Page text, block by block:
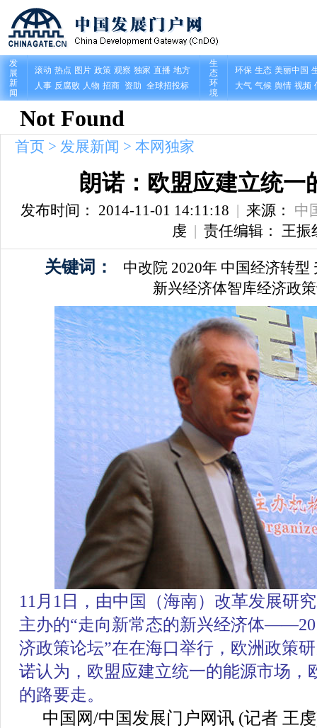
首页 > 发展新闻 > 本网独家
朗诺：欧盟应建立统一
发布时间： 2014-11-01 14:11:18 | 来源： 中
虔 | 责任编辑： 王振
关键词： 中改院 2020年 中国经济转型
新兴经济体智库经济政
11月1日，由中国（海南）改革发展研
主办的“走向新常态的新兴经济体
济政策论坛”在在海口举行，欧洲政策
诺认为，欧盟应建立统一的能源市场，
的路要走。
中国网/中国发展门户网讯 (记者 王